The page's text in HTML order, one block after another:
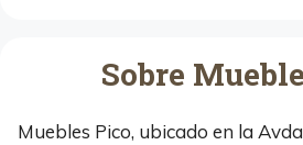
Sobre
Muebles Pico, ubicado en la